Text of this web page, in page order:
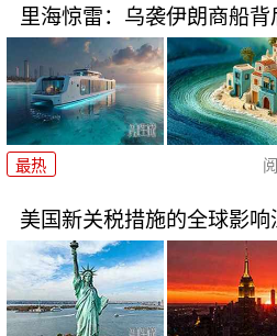
里海惊雷：乌袭伊朗商船
最热
美国新关税措施的全球影响